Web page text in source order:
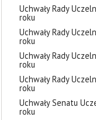
Uchwały Rady
roku
Uchwały Rady
roku
Uchwały Rady
roku
Uchwały Rady
roku
Uchwały Senatu
roku